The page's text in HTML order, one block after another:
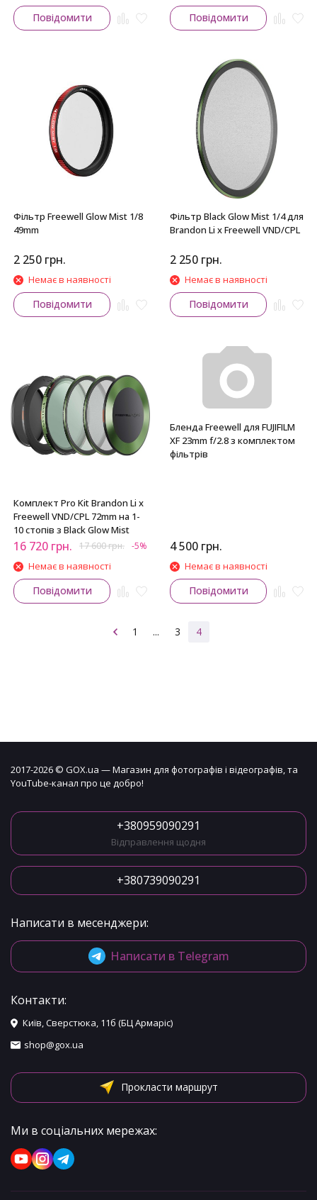
Повідомити Повідомити
Фільтр Freewell Glow Mist 1/8
49mm
2 250 грн.
Немає в наявності
Повідомити
Фільтр Black Glow Mist 1/4 для
Brandon Li x Freewell VND/CPL
2 250 грн.
Немає в наявності
Повідомити
Комплект Pro Kit Brandon Li x
Freewell VND/CPL 72mm на 1-
10 стопів з Black Glow Mist
16 720 грн. 17 600грн. -5%
Немає в наявності
Повідомити
Бленда Freewell для FUJIFILM
XF 23mm f/2.8 з комплектом
фільтрів
4 500 грн.
Немає в наявності
Повідомити
1 ... 3 4
2017-2026 © GOX.ua — Магазин для фотографів і відеографів, та
YouTube-канал про це добро!
+380959090291
Відправлення щодня
+380739090291
Написати в месенджери:
Написати в Telegram
Контакти:
Київ, Сверстюка, 11б (БЦ Армаріс)
shop@gox.ua
Прокласти маршрут
Ми в соціальних мережах: